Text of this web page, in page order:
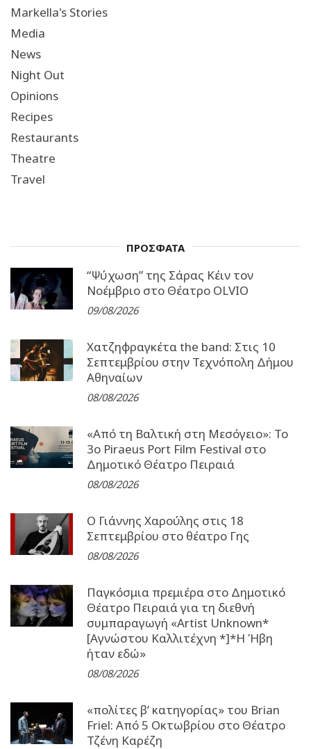
Markella's Stories
Media
News
Night Out
Opinions
Recipes
Restaurants
Theatre
Travel
ΠΡΟΣΦΑΤΑ
“Ψύχωση” της Σάρας Κέιν τον
Νοέμβριο στο Θέατρο OLVIO
09/08/2026
Χατζηφραγκέτα the band: Στις 10
Σεπτεμβρίου στην Τεχνόπολη Δήμου
Αθηναίων
08/08/2026
«Από τη Βαλτική στη Μεσόγειο»: Το
3o Piraeus Port Film Festival στο
Δημοτικό Θέατρο Πειραιά
08/08/2026
Ο Γιάννης Χαρούλης στις 18
Σεπτεμβρίου στο θέατρο Γης
08/08/2026
Παγκόσμια πρεμιέρα στο Δημοτικό
Θέατρο Πειραιά για τη διεθνή
συμπαραγωγή «Artist Unknown*
[Αγνώστου Καλλιτέχνη *]*Η Ήβη
ήταν εδώ»
08/08/2026
«πολίτες β’ κατηγορίας» του Brian
Friel: Από 5 Οκτωβρίου στο Θέατρο
Τζένη Καρέζη